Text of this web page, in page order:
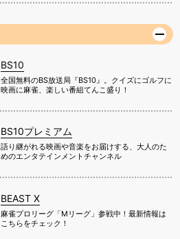
BS10
全国無料のBS放送局『BS10』。クイズにゴルフに
映画に麻雀、楽しい番組てんこ盛り！
BS10プレミアム
語り継がれる映画や音楽をお届けする、大人のた
めのエンタテインメントチャンネル
BEAST X
麻雀プロリーグ「Mリーグ」参戦中！最新情報は
こちらをチェック！